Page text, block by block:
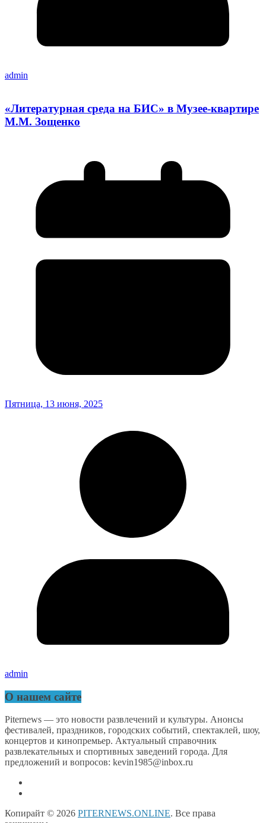
admin
«Литературная среда на БИС» в Музее-квартире
М.М. Зощенко
Пятница, 13 июня, 2025
admin
О нашем сайте
Piternews — это новости развлечений и культуры. Анонсы
фестивалей, праздников, городских событий, спектаклей, шоу,
концертов и кинопремьер. Актуальный справочник
развлекательных и спортивных заведений города. Для
предложений и вопросов: kevin1985@inbox.ru
Копирайт © 2026 PITERNEWS.ONLINE. Все права